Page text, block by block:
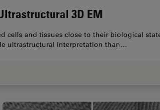
3D EM
cells and tissues close to their biological
ultrastructural interpretation than…